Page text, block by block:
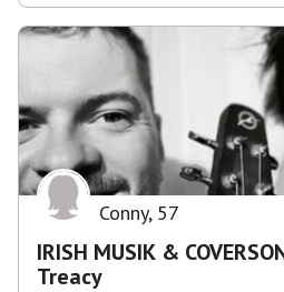
Conny, 57
IRISH MUSIK &
Treacy